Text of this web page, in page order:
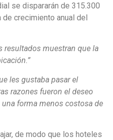
se dispararán de 315.300
crecimiento anual del
resultados muestran que la
les gustaba pasar el
razones fueron el deseo
una forma menos costosa de
de modo que los hoteles